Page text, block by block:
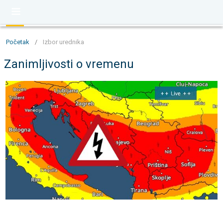
Početak / Izbor urednika
Zanimljivosti o vremenu
Jake oluje uzrokovale štetu u utorak. Olujni vjetar i led. . .